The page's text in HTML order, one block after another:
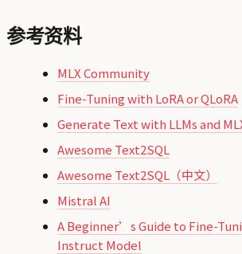
参考资料
MLX Community
Fine-Tuning with LoRA or QLoRA
Generate Text with LLMs and
Awesome Text2SQL
Awesome Text2SQL（中文）
Mistral AI
A Beginner’s Guide to Fine-
Instruct Model